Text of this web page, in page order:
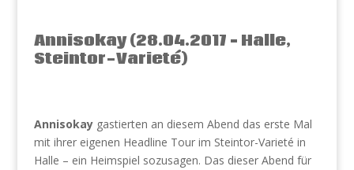
Annisokay (28.04.2017 – Halle,
Steintor-Varieté)
Annisokaygastierten an diesem Abend das erste Mal
mit ihrer eigenen Headline Tour im Steintor-Varieté in
Halle – ein Heimspiel sozusagen. Das dieser Abend für